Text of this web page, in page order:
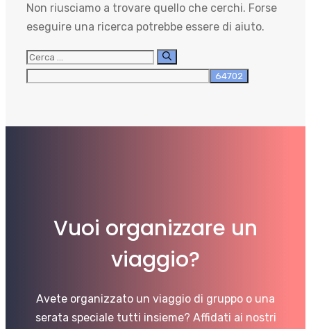
Non riusciamo a trovare quello che cerchi. Forse
eseguire una ricerca potrebbe essere di aiuto.
Ricerca
per:
Vuoi organizzare un
viaggio?
Avete organizzato un viaggio di gruppo o una
serata speciale tutti insieme? Affidati ai nostri